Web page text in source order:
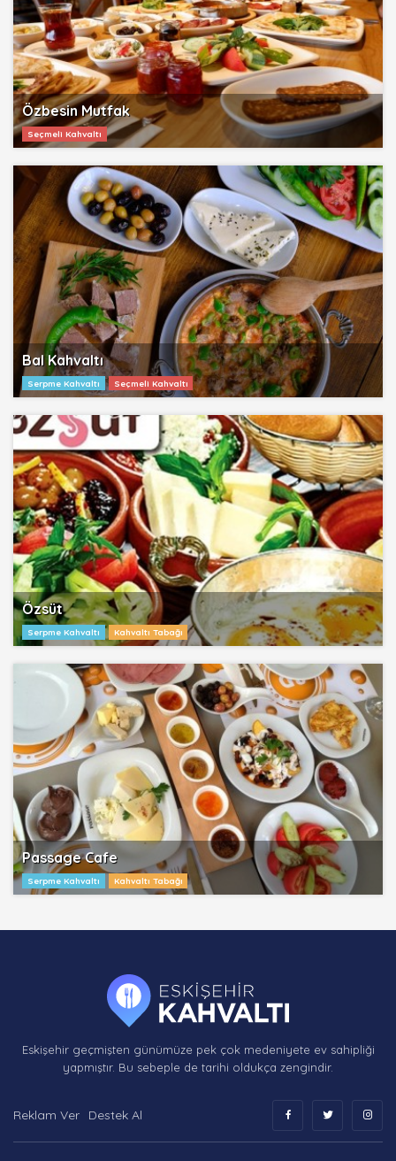
Özbesin Mutfak
Seçmeli Kahvaltı
Bal Kahvaltı
Serpme Kahvaltı Seçmeli Kahvaltı
Özsüt
Serpme Kahvaltı Kahvaltı Tabağı
Passage Cafe
Serpme Kahvaltı Kahvaltı Tabağı
Eskişehir geçmişten günümüze pek çok medeniyete ev sahipliği
yapmıştır. Bu sebeple de tarihi oldukça zengindir.
Reklam Ver Destek Al